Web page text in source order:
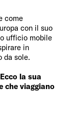
come
con il suo
ufficio mobile
in
da sole.
la sua
che viaggiano